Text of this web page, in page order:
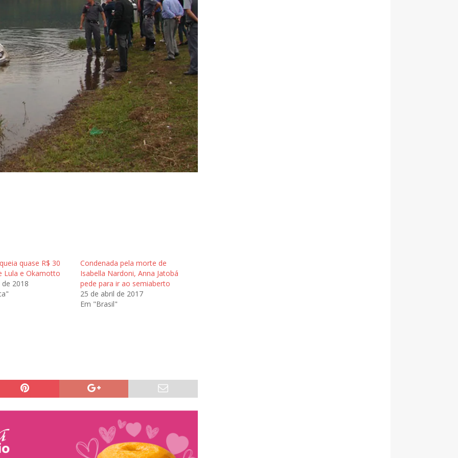
quase R$ 30
Lula e Okamotto
2018
Condenada pela morte de
Isabella Nardoni, Anna Jatobá
pede para ir ao semiaberto
25 de abril de 2017
Em "Brasil"